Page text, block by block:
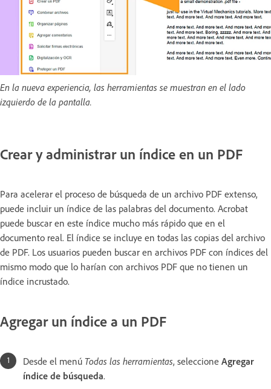
En la nueva experiencia, las herramientas se muestran en el lado
izquierdo de la pantalla.
Crear y administrar un índice en un PDF
Para acelerar el proceso de búsqueda de un archivo PDF extenso,
puede incluir un índice de las palabras del documento. Acrobat
puede buscar en este índice mucho más rápido que en el
documento real. El índice se incluye en todas las copias del archivo
de PDF. Los usuarios pueden buscar en archivos PDF con índices del
mismo modo que lo harían con archivos PDF que no tienen un
índice incrustado.
Agregar un índice a un PDF
Desde el menú Todas las herramientas, seleccione Agregar
índice de búsqueda.